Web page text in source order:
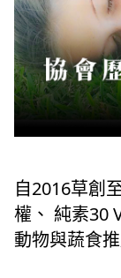
減少動物實驗
減少動物剝削
我們的成果
聯絡我們
捐款運用與徵
活動合作
倡議與募款大
友善動物推廣
好蔬福-美味
幫動物連署
捐款 Q&A
自2016草創
權、 純素30
動物與蔬食